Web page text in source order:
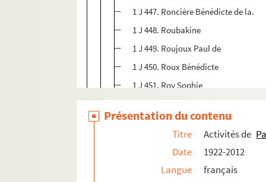
1 J 447. Roncière Bénédicte de la.
1 J 448. Roubakine
1 J 449. Roujoux Paul de
1 J 450. Roux Bénédicte
1 J 451. Roy Sophie
1 J 452. Rozsaffy Etienne
1 J 453. Samivel
1 J 454. Schiffrin Jacques
1 J 455. Seguin Edouard
1 J 456. Simon Romain
Présentation du contenu
Titre Activités de
Date
1922-2012
Langue
français